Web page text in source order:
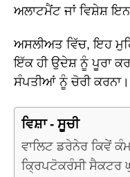
ਅਲਾਟਮੈਂਟ ਜਾਂ ਵਿਸ਼ੇਸ਼
ਅਸਲੀਅਤ ਵਿੱਚ, ਇਹ
ਇੱਕ ਹੀ ਉਦੇਸ਼ ਨੂੰ ਪੂਰਾ
ਸੰਪਤੀਆਂ ਨੂੰ ਚੋਰੀ ਕਰਨਾ।
ਵਿਸ਼ਾ - ਸੂਚੀ
ਵਾਲਿਟ ਡਰੇਨੇਰ ਕਿਵੇਂ
ਕ੍ਰਿਪਟੋਕਰੰਸੀ ਸੈਕਟਰ